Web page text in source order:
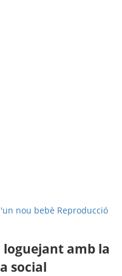
nou bebè Reproducció
loguejant amb la
social